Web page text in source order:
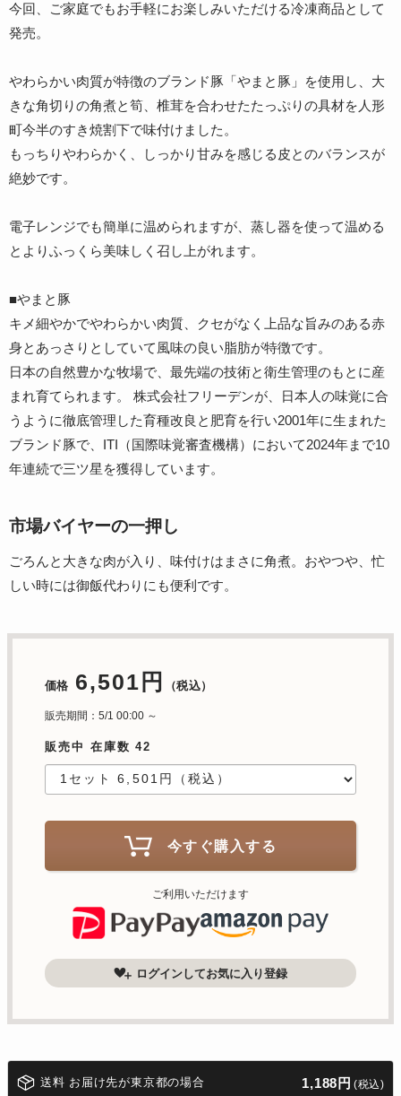
今回、ご家庭でもお手軽にお楽しみいただける冷凍商品として
発売。
やわらかい肉質が特徴のブランド豚「やまと豚」を使用し、大
きな角切りの角煮と筍、椎茸を合わせたたっぷりの具材を人形
町今半のすき焼割下で味付けました。
もっちりやわらかく、しっかり甘みを感じる皮とのバランスが
絶妙です。
電子レンジでも簡単に温められますが、蒸し器を使って温める
とよりふっくら美味しく召し上がれます。
■やまと豚
キメ細やかでやわらかい肉質、クセがなく上品な旨みのある赤
身とあっさりとしていて風味の良い脂肪が特徴です。
日本の自然豊かな牧場で、最先端の技術と衛生管理のもとに産
まれ育てられます。 株式会社フリーデンが、日本人の味覚に合
うように徹底管理した育種改良と肥育を行い2001年に生まれた
ブランド豚で、ITI（国際味覚審査機構）において2024年まで10
年連続で三ツ星を獲得しています。
市場バイヤーの一押し
ごろんと大きな肉が入り、味付けはまさに角煮。おやつや、忙
しい時には御飯代わりにも便利です。
価格 6,501円 （税込）
販売期間：5/1 00:00 ～
販売中 在庫数 42
今すぐ購入する
ご利用いただけます
ログインしてお気に入り登録
送料 お届け先が東京都の場合 1,188円 (税込)